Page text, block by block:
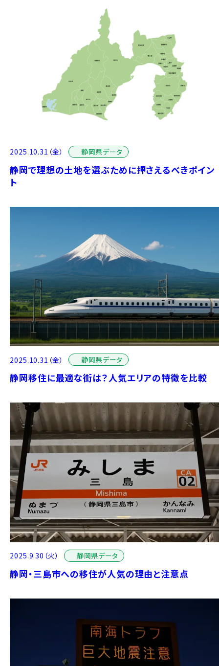
静岡県データ
2025.10.31（金）
静岡で理想の土地を選ぶために押さえるべきポイン
ト
静岡県データ
2025.10.31（金）
静岡移住に最適な街は？人気エリアの特徴を比較
静岡県データ
2025.9.30（火）
静岡・三島市への移住が人気の理由と注意点